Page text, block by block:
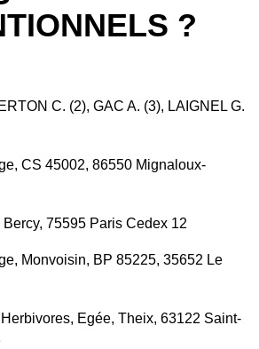
?
C. (2), GAC A. (3), LAIGNEL G.
CS 45002, 86550 Mignaloux-
75595 Paris Cedex 12
Monvoisin, BP 85225, 35652 Le
Egée, Theix, 63122 Saint-